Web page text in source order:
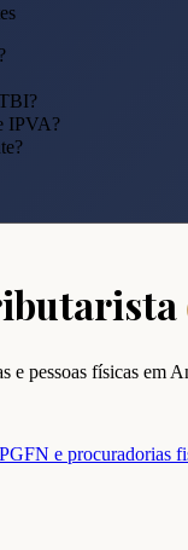
IPVA?
e pessoas físicas em
e procuradorias